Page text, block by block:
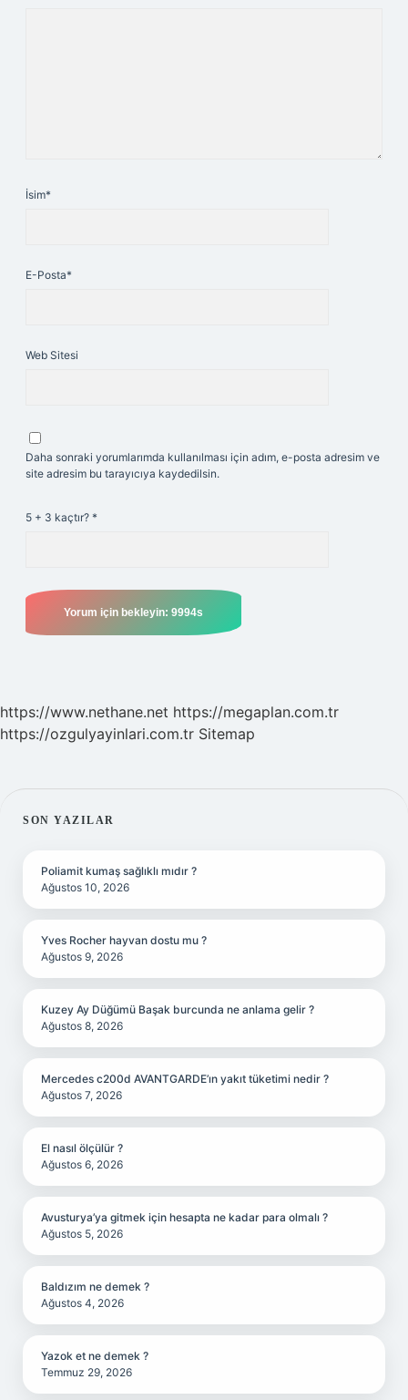
İsim*
E-Posta*
Web Sitesi
Daha sonraki yorumlarımda kullanılması için adım, e-posta adresim ve
site adresim bu tarayıcıya kaydedilsin.
5 + 3 kaçtır? *
https://www.nethane.net https://megaplan.com.tr
https://ozgulyayinlari.com.tr Sitemap
SIDEBAR
SON YAZILAR
Poliamit kumaş sağlıklı mıdır ?
Ağustos 10, 2026
Yves Rocher hayvan dostu mu ?
Ağustos 9, 2026
Kuzey Ay Düğümü Başak burcunda ne anlama gelir ?
Ağustos 8, 2026
Mercedes c200d AVANTGARDE’ın yakıt tüketimi nedir ?
Ağustos 7, 2026
El nasıl ölçülür ?
Ağustos 6, 2026
Avusturya’ya gitmek için hesapta ne kadar para olmalı ?
Ağustos 5, 2026
Baldızım ne demek ?
Ağustos 4, 2026
Yazok et ne demek ?
Temmuz 29, 2026